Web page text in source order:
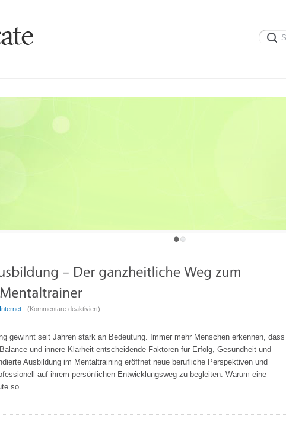
Internet - (Kommentare deaktiviertfür
Ausbildung
Der
ganzheitliche
)
gewinnt seit Jahren stark an Bedeutung. Immer mehr Menschen erkennen, dass
und innere Klarheit entscheidende Faktoren für Erfolg, Gesundheit und
Ausbildung im Mentaltraining eröffnet neue berufliche Perspektiven und
auf ihrem persönlichen Entwicklungsweg zu begleiten. Warum eine
so …